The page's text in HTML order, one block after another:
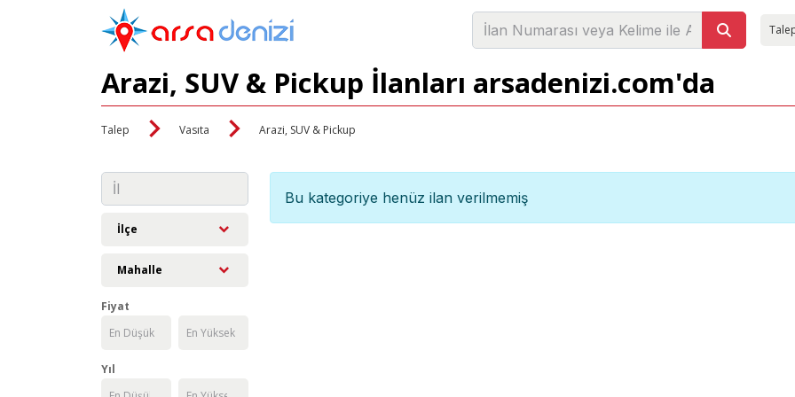
Arazi, SUV & Pickup İlanları arsadenizi.com'da
Talep Vasıta Arazi, SUV & Pickup
İlçe
Mahalle
Fiyat
Yıl
Bu kategoriye henüz ilan verilmemiş